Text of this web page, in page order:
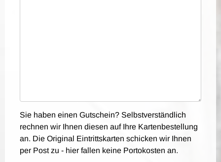
Sie haben einen Gutschein? Selbstverständlich
rechnen wir Ihnen diesen auf Ihre Kartenbestellung
an. Die Original Eintrittskarten schicken wir Ihnen
per Post zu - hier fallen keine Portokosten an.